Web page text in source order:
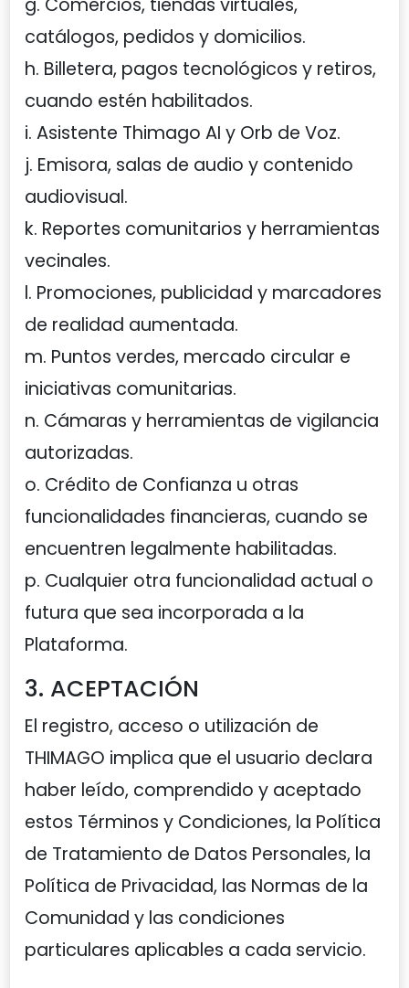
g. Comercios, tiendas virtuales,
catálogos, pedidos y domicilios.
h. Billetera, pagos tecnológicos y retiros,
cuando estén habilitados.
i. Asistente Thimago AI y Orb de Voz.
j. Emisora, salas de audio y contenido
audiovisual.
k. Reportes comunitarios y herramientas
vecinales.
l. Promociones, publicidad y marcadores
de realidad aumentada.
m. Puntos verdes, mercado circular e
iniciativas comunitarias.
n. Cámaras y herramientas de vigilancia
autorizadas.
o. Crédito de Confianza u otras
funcionalidades financieras, cuando se
encuentren legalmente habilitadas.
p. Cualquier otra funcionalidad actual o
futura que sea incorporada a la
Plataforma.
3. ACEPTACIÓN
El registro, acceso o utilización de
THIMAGO implica que el usuario declara
haber leído, comprendido y aceptado
estos Términos y Condiciones, la Política
de Tratamiento de Datos Personales, la
Política de Privacidad, las Normas de la
Comunidad y las condiciones
particulares aplicables a cada servicio.